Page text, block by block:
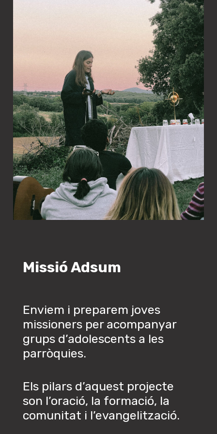
Dimecres a les 14.00h
Facultat de Física de la UB
Grup de Whatsapp
MissióAdsum
Enviem i preparem joves
missioners per acompanyar
grups d’adolescents a les
parròquies.
Els pilars d’aquest projecte
son l’oració, la formació, la
comunitat i l’evangelització.